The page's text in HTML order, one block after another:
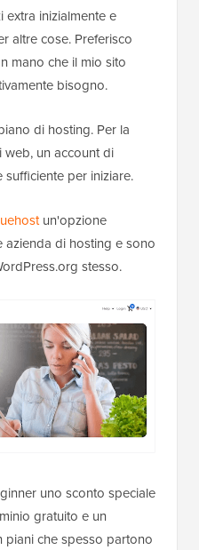
extra inizialmente e
altre cose. Preferisco
mano che il mio sito
bisogno.
di hosting. Per la
un account di
per iniziare.
un'opzione
azienda di hosting e sono
stesso.
uno sconto speciale
gratuito e un
piani che spesso partono